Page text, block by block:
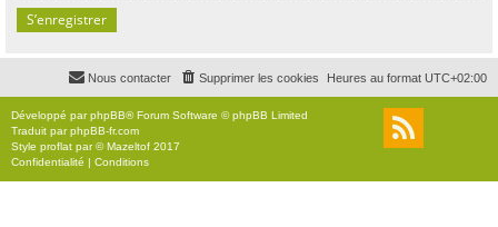
S’enregistrer
Heures au format UTC+02:00
Supprimer les cookies
Nous contacter
Développé parphpBB® Forum Software © phpBB Limited
Traduit parphpBB-fr.com
Style proflat par ©Mazeltof 2017
Confidentialité | Conditions